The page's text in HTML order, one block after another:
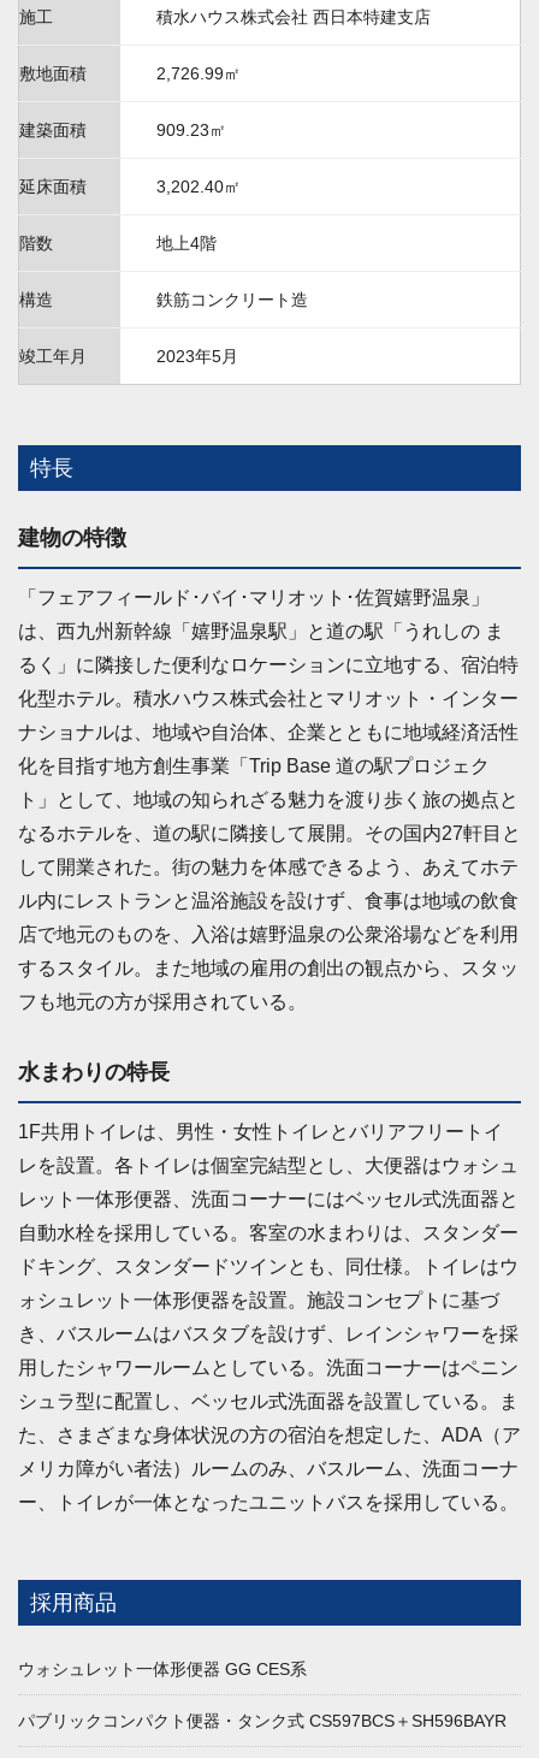
施工 積水ハウス株式会社 西日本特建支店
敷地面積 2,726.99㎡
建築面積 909.23㎡
延床面積 3,202.40㎡
階数 地上4階
構造 鉄筋コンクリート造
竣工年月 2023年5月
特長
建物の特徴
「フェアフィールド･バイ･マリオット･佐賀嬉野温泉」
は、西九州新幹線「嬉野温泉駅」と道の駅「うれしの ま
るく」に隣接した便利なロケーションに立地する、宿泊特
化型ホテル。積水ハウス株式会社とマリオット・インター
ナショナルは、地域や自治体、企業とともに地域経済活性
化を目指す地方創生事業「Trip Base 道の駅プロジェク
ト」として、地域の知られざる魅力を渡り歩く旅の拠点と
なるホテルを、道の駅に隣接して展開。その国内27軒目と
して開業された。街の魅力を体感できるよう、あえてホテ
ル内にレストランと温浴施設を設けず、食事は地域の飲食
店で地元のものを、入浴は嬉野温泉の公衆浴場などを利用
するスタイル。また地域の雇用の創出の観点から、スタッ
フも地元の方が採用されている。
水まわりの特長
1F共用トイレは、男性・女性トイレとバリアフリートイ
レを設置。各トイレは個室完結型とし、大便器はウォシュ
レット一体形便器、洗面コーナーにはベッセル式洗面器と
自動水栓を採用している。客室の水まわりは、スタンダー
ドキング、スタンダードツインとも、同仕様。トイレはウ
ォシュレット一体形便器を設置。施設コンセプトに基づ
き、バスルームはバスタブを設けず、レインシャワーを採
用したシャワールームとしている。洗面コーナーはペニン
シュラ型に配置し、ベッセル式洗面器を設置している。ま
た、さまざまな身体状況の方の宿泊を想定した、ADA（ア
メリカ障がい者法）ルームのみ、バスルーム、洗面コーナ
ー、トイレが一体となったユニットバスを採用している。
採用商品
ウォシュレット一体形便器 GG CES系
パブリックコンパクト便器・タンク式 CS597BCS＋SH596BAYR